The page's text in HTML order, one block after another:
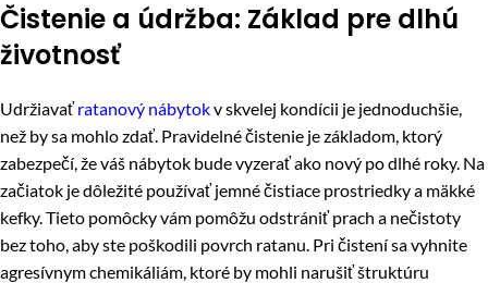
Čistenie a údržba: Základ pre dlhú
životnosť
Udržiavaťratanový nábytokv skvelej kondícii je jednoduchšie,
než by sa mohlo zdať. Pravidelné čistenie je základom, ktorý
zabezpečí, že váš nábytok bude vyzerať ako nový po dlhé roky. Na
začiatok je dôležité používať jemné čistiace prostriedky a mäkké
kefky. Tieto pomôcky vám pomôžu odstrániť prach a nečistoty
bez toho, aby ste poškodili povrch ratanu. Pri čistení sa vyhnite
agresívnym chemikáliám, ktoré by mohli narušiť štruktúru